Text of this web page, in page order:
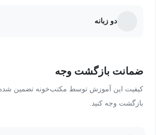
✅ مناسب برای امتحانات
تسلط کامل بر مفهوم مشتق
توانایی محاسبه مشتق انواع توابع
درک عمیق ارتباط مشتق و نمودار
دو زبانه
ضمانت بازگشت وجه
کیفیت این آموزش توسط مکتب‌خونه تضمین
بازگشت وجه کنید.